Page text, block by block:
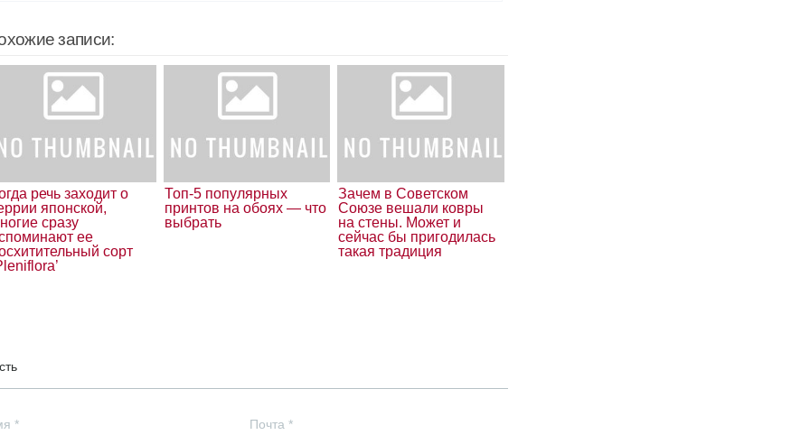
записи:
речь заходит о
японской,
сразу
ее
сорт
Топ-5 популярных
принтов на обоях — что
выбрать
Зачем в Советском
Союзе вешали ковры
на стены. Может и
сейчас бы пригодилась
такая традиция
* Почта *